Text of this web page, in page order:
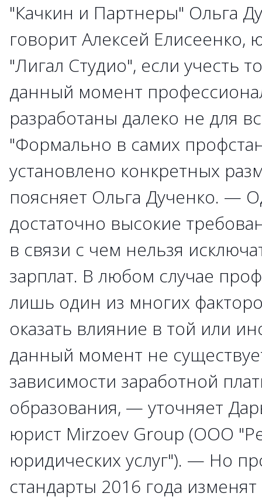
"Качкин и Партнеры" Ольга
говорит Алексей
"Лигал Студио", если учесть
данный момент
разработаны далеко не для
"Формально в самих
установлено конкретных
поясняет Ольга Дученко. —
достаточно высокие
в связи с чем нельзя
зарплат. В любом случае
лишь один из многих
оказать влияние в той или
данный момент не
зависимости заработной
образования, — уточняет
юрист Mirzoev Group (ООО
юридических услуг"). — Но
стандарты 2016 года